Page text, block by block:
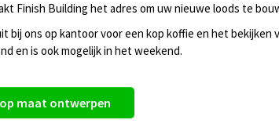
Finish Building het adres om uw nieuwe loods te
bij ons op kantoor voor een kop koffie en het bekijken
en is ook mogelijk in het weekend.
maat ontwerpen